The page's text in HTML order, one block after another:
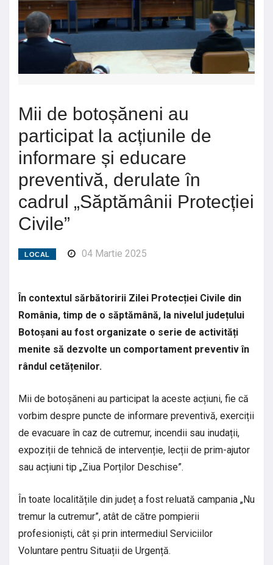
Mii de botoșăneni au
participat la acțiunile de
informare și educare
preventivă, derulate în
cadrul „Săptămânii Protecției
Civile”
LOCAL 04 Martie 2025
În contextul sărbătoririi Zilei Protecției Civile din
România, timp de o săptămână, la nivelul județului
Botoșani au fost organizate o serie de activități
menite să dezvolte un comportament preventiv în
rândul cetățenilor.
Mii de botoșăneni au participat la aceste acțiuni, fie că
vorbim despre puncte de informare preventivă, exerciții
de evacuare în caz de cutremur, incendii sau inudații,
expoziții de tehnică de intervenție, lecții de prim-ajutor
sau acțiuni tip „Ziua Porților Deschise”.
În toate localitățile din județ a fost reluată campania „Nu
tremur la cutremur”, atât de către pompierii
profesioniști, cât și prin intermediul Serviciilor
Voluntare pentru Situații de Urgență.